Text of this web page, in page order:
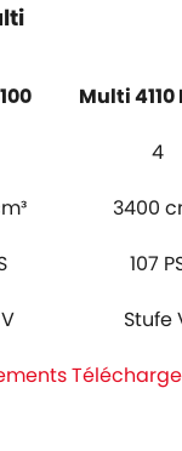
Multi
4
3400
107
Stufe